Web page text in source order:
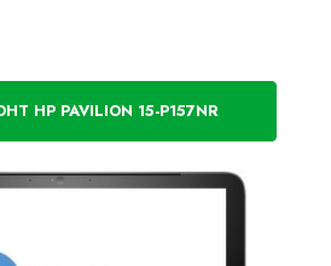
HP PAVILION 15-P157NR